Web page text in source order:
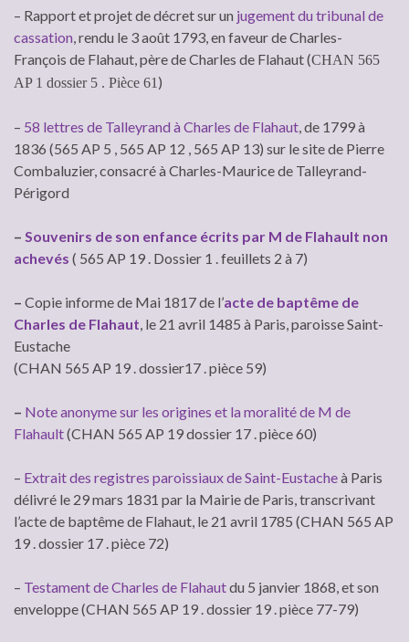
– Rapport et projet de décret sur un jugement du tribunal de
cassation , rendu le 3 août 1793, en faveur de Charles-
François de Flahaut, père de Charles de Flahaut (CHAN 565
AP 1 dossier 5 . Pièce 61 )
– 58 lettres de Talleyrand à Charles de Flahaut , de 1799 à
1836 (565 AP 5 , 565 AP 12 , 565 AP 13) sur le site de Pierre
Combaluzier, consacré à Charles-Maurice de Talleyrand-
Périgord
– Souvenirs de son enfance écrits par M de Flahault non
achevés ( 565 AP 19 . Dossier 1 . feuillets 2 à 7)
– Copie informe de Mai 1817 de l’acte de baptême de
Charles de Flahaut , le 21 avril 1485 à Paris, paroisse Saint-
Eustache
(CHAN 565 AP 19 . dossier17 . pièce 59)
– Note anonyme sur les origines et la moralité de M de
Flahault(CHAN 565 AP 19 dossier 17 . pièce 60)
– Extrait des registres paroissiaux de Saint-Eustacheà Paris
délivré le 29 mars 1831 par la Mairie de Paris, transcrivant
l’acte de baptême de Flahaut, le 21 avril 1785 (CHAN 565 AP
19 . dossier 17 . pièce 72)
– Testament de Charles de Flahautdu 5 janvier 1868, et son
enveloppe (CHAN 565 AP 19 . dossier 19 . pièce 77-79)